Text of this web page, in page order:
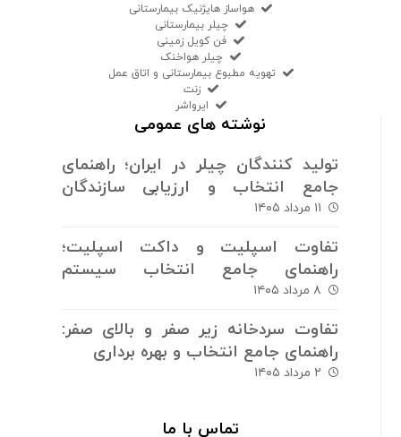
هواساز هایژنیک بیمارستانی
چیلر بیمارستانی
فن کویل زمینی
چیلر هواخنک
تهویه مطبوع بیمارستانی و اتاق عمل
زنت
ایرواشر
نوشته های عمومی
تولید کنندگان چیلر در ایران؛ راهنمای
جامع انتخاب و ارزیابی سازندگان
سیستم های برودتی
۱۱ مرداد ۱۴۰۵
تفاوت اسپلیت و داکت اسپلیت؛
راهنمای جامع انتخاب سیستم
سرمایش و گرمایش
۸ مرداد ۱۴۰۵
تفاوت سردخانه زیر صفر و بالای صفر:
راهنمای جامع انتخاب و بهره برداری
۲ مرداد ۱۴۰۵
تماس با ما